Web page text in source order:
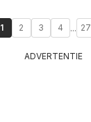
1 2 3 4 ... 27
ADVERTENTIE